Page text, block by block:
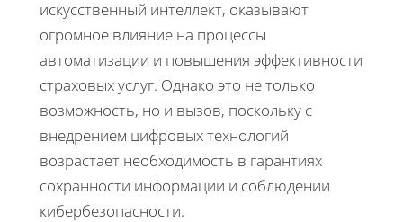
искусственный интеллект, оказывают
огромное влияние на процессы
автоматизации и повышения эффективности
страховых услуг. Однако это не только
возможность, но и вызов, поскольку с
внедрением цифровых технологий
возрастает необходимость в гарантиях
сохранности информации и соблюдении
кибербезопасности.